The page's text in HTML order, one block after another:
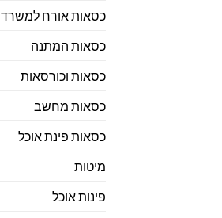
כסאות אורח למשרד
כסאות המתנה
כסאות וכורסאות
כסאות מחשב
כסאות פינת אוכל
מיטות
פינות אוכל